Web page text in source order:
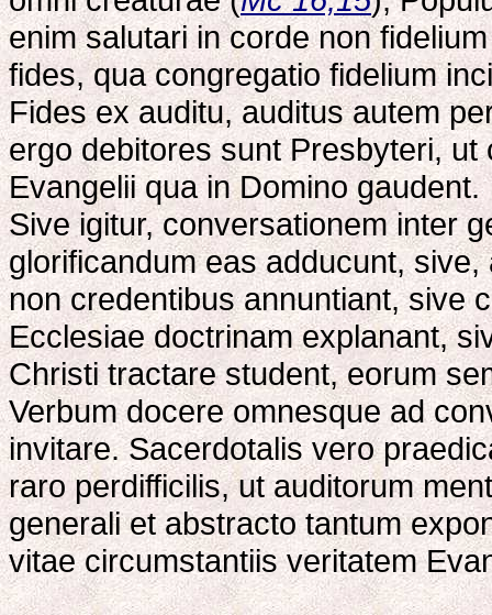
enim salutari in corde non
fides, qua congregatio fidelium
Fides ex auditu, auditus autem
ergo debitores sunt Presbyteri,
Evangelii qua in Domino gaudent.
Sive igitur, conversationem inter
glorificandum eas adducunt,
non credentibus annuntiant, sive
Ecclesiae doctrinam explanant,
Christi tractare student, eorum
Verbum docere omnesque ad
invitare. Sacerdotalis vero
raro perdifficilis, ut auditorum
generali et abstracto tantum
vitae circumstantiis veritatem